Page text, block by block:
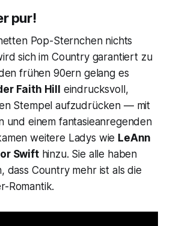
pur!
Pop-Sternchen nichts
sich im Country garantiert zu
frühen 90ern gelang es
Faith Hill eindrucksvoll,
Stempel aufzudrücken — mit
und einem fantasieanregenden
weitere Ladys wie LeAnn
Swifthinzu. Sie alle haben
dass Country mehr ist als die
Romantik.